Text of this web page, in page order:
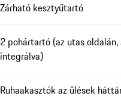
Zárható kesztyűtartó
2 pohártartó (az utas
integrálva)
Ruhaakasztók az ülések